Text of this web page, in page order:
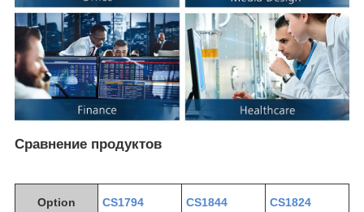
Сравнение продуктов
Option
CS1794
CS1844
CS1824